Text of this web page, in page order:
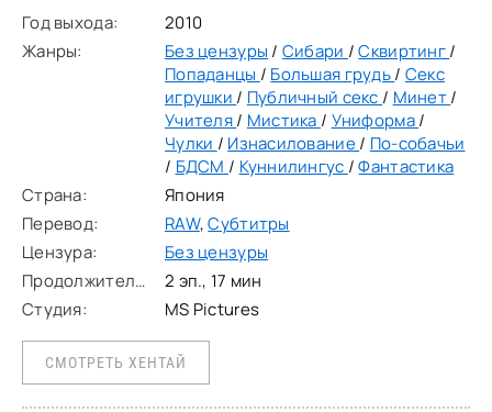
Это сборник из трех несвязанных
Год выхода:
2010
Жанры:
Без цензуры / Сибари /Сквиртинг/
Попаданцы / Большая грудь/ Секс
игрушки / Публичный секс / Минет/
Учителя/ Мистика / Униформа/
Чулки / Изнасилование/ По-собачьи
/ БДСМ / Куннилингус /Фантастика
Страна:
Япония
Перевод:
RAW,Субтитры
Цензура:
Без цензуры
Продолжительность:
2 эп., 17 мин
Студия:
MS Pictures
СМОТРЕТЬ ХЕНТАЙ